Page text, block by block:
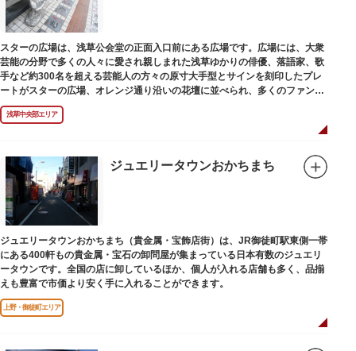
スターの広場は、浅草公会堂の正面入口前にある広場です。広場には、大衆
芸能の分野で多くの人々に愛され親しまれた浅草ゆかりの俳優、落語家、歌
手など約300名を超える芸能人の方々の原寸大手型とサインを刻印したプレ
ートがスターの広場、オレンジ通り沿いの花壇に並べられ、多くのファンに
親しまれています。
浅草中央部エリア
ジュエリータウンおかちまち
ジュエリータウンおかちまち（貴金属・宝飾店街）は、JR御徒町駅東側一帯
にある400軒もの貴金属・宝石の卸問屋が集まっている日本有数のジュエリ
ータウンです。全国の店に卸しているほか、個人が入れる店舗も多く、品揃
えも豊富で市価より安く手に入れることができます。
上野・御徒町エリア